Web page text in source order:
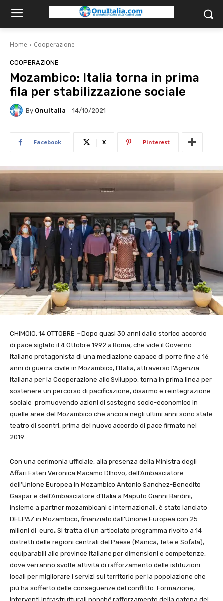
Home Cooperazione
COOPERAZIONE
Mozambico: Italia torna in prima
fila per stabilizzazione sociale
By OnuItalia 14/10/2021
Facebook X Pinterest
CHIMOIO, 14 OTTOBRE –Dopo quasi 30 anni dallo storico accordo
di pace siglato il 4 Ottobre 1992 a Roma, che vide il Governo
Italiano protagonista di una mediazione capace di porre fine a 16
anni di guerra civile in Mozambico, l’Italia, attraverso l’Agenzia
Italiana per la Cooperazione allo Sviluppo, torna in prima linea per
sostenere un percorso di pacificazione, disarmo e reintegrazione
sociale promuovendo azioni di sostegno socio-economico in
quelle aree del Mozambico che ancora negli ultimi anni sono state
teatro di scontri, prima del nuovo accordo di pace firmato nel
2019.
Con una cerimonia ufficiale, alla presenza della Ministra degli
Affari Esteri Veronica Macamo Dlhovo, dell’Ambasciatore
dell’Unione Europea in Mozambico Antonio Sanchez-Benedito
Gaspar e dell’Ambasciatore d’Italia a Maputo Gianni Bardini,
insieme a partner mozambicani e internazionali, è stato lanciato
DELPAZ in Mozambico, finanziato dall’Unione Europea con 25
milioni di euro. Si tratta di un articolato programma rivolto a 14
distretti delle regioni centrali del Paese (Manica, Tete e Sofala),
equiparabili alle province italiane per dimensioni e competenze,
dove verranno svolte attività di rafforzamento delle istituzioni
locali per migliorare i servizi sul territorio per la popolazione che
più ha sofferto delle conseguenze del conflitto. Formazione,
interventi infrastrutturali nonché rafforzamento della catena del